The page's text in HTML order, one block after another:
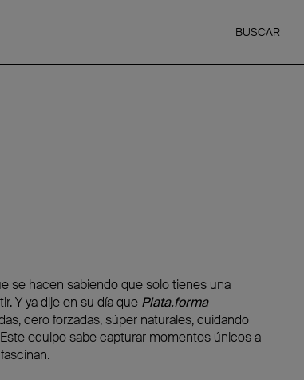
BUSCAR
se hacen sabiendo que solo tienes una
Y ya dije en su día que Plata.forma
cero forzadas, súper naturales, cuidando
equipo sabe capturar momentos únicos a